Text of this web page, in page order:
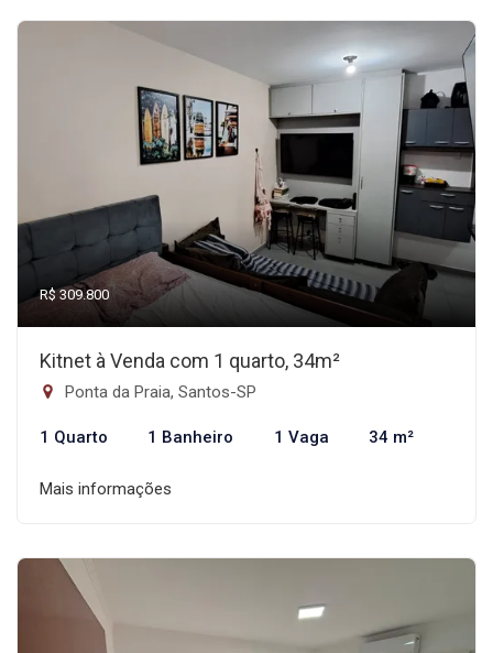
R$ 309.800
Kitnet à Venda com 1 quarto, 34m²
Ponta da Praia, Santos-SP
1 Quarto 1 Banheiro 1 Vaga 34 m²
Mais informações